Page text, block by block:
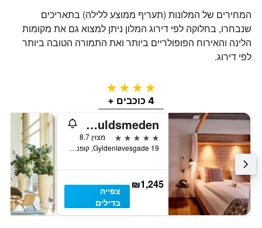
המחירים של המלונות (תעריף ממוצע ללילה) בתאריכים
שנבחרו, בחלוקה לפי דירוג המלון ניתן למצוא גם את מקומות
הלינה והאירוח הפופולריים ביותר ואת התמורה הטובה ביותר
לפי דירוג.
4 כוכבים
4 כוכבים +
Manon Les Suites Guldsmeden
5 כוכבים
מצוין 8.7
Gyldenløvesgade 19, קופנהגן, אזור קופנהגן, דנמרק
₪1,245
צפייה
בדילים